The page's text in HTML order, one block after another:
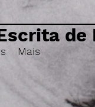
de
Mais